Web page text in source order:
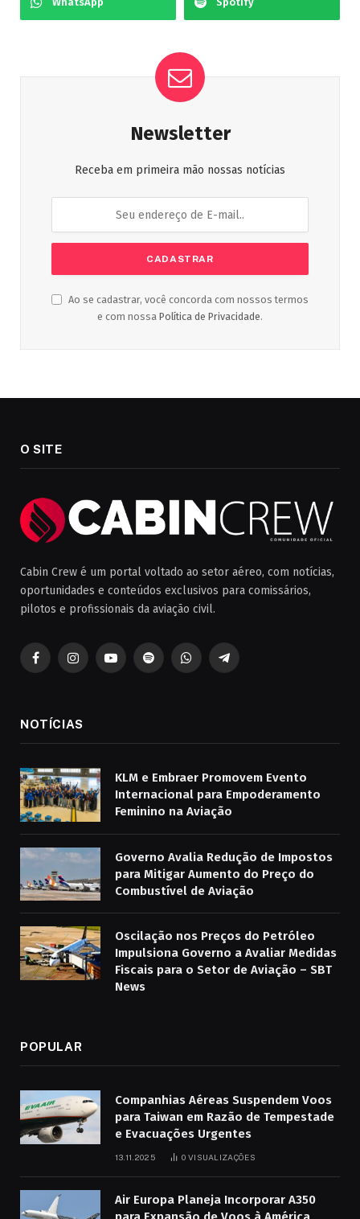
Newsletter
Receba em primeira mão nossas notícias
Ao se cadastrar, você concorda com nossos termos
e com nossa Política de Privacidade.
O SITE
Cabin Crew é um portal voltado ao setor aéreo, com notícias,
oportunidades e conteúdos exclusivos para comissários,
pilotos e profissionais da aviação civil.
FacebookInstagramYouTubeSpotifyWhatsAppTelegrama
NOTÍCIAS
KLM e Embraer Promovem Evento
Internacional para Empoderamento
Feminino na Aviação
Governo Avalia Redução de Impostos
para Mitigar Aumento do Preço do
Combustível de Aviação
Oscilação nos Preços do Petróleo
Impulsiona Governo a Avaliar Medidas
Fiscais para o Setor de Aviação – SBT
News
POPULAR
Companhias Aéreas Suspendem Voos
para Taiwan em Razão de Tempestade
e Evacuações Urgentes
13.11.2025 0 VISUALIZAÇÕES
Air Europa Planeja Incorporar A350